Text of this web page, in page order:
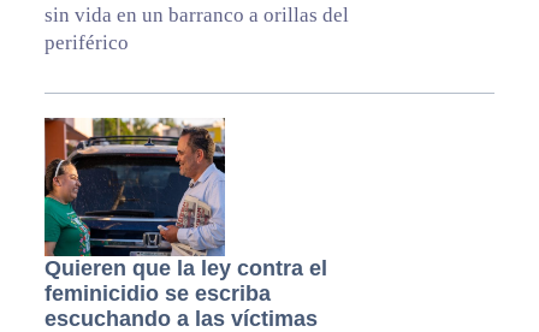
sin vida en un barranco a orillas del
periférico
Quieren que la ley contra el
feminicidio se escriba
escuchando a las víctimas